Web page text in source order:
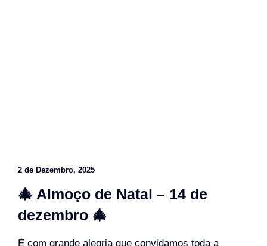
2 de Dezembro, 2025
🎄 Almoço de Natal – 14 de
dezembro 🎄
É com grande alegria que convidamos toda a